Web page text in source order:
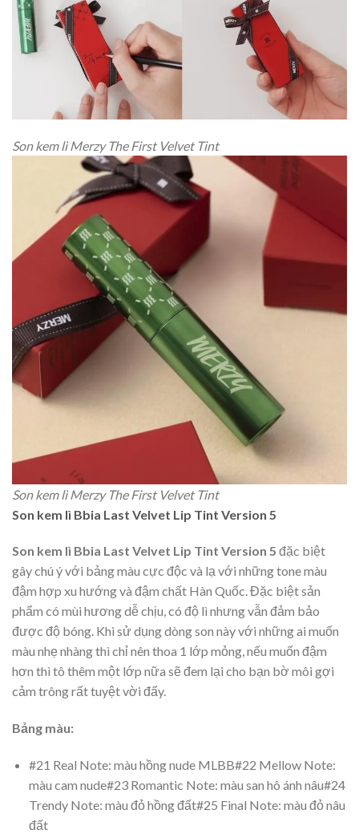
Son kem lì Merzy The First Velvet Tint
Son kem lì Merzy The First Velvet Tint
Son kem lì Bbia Last Velvet Lip Tint Version 5
Son kem lì Bbia Last Velvet Lip Tint Version 5 đặc biệt
gây chú ý với bảng màu cực độc và lạ với những tone màu
đậm hợp xu hướng và đậm chất Hàn Quốc. Đặc biệt sản
phẩm có mùi hương dễ chịu, có độ lì nhưng vẫn đảm bảo
được độ bóng. Khi sử dụng dòng son này với những ai muốn
màu nhẹ nhàng thì chỉ nên thoa 1 lớp mỏng, nếu muốn đậm
hơn thì tô thêm một lớp nữa sẽ đem lại cho bạn bờ môi gợi
cảm trông rất tuyệt vời đấy.
Bảng màu:
#21 Real Note: màu hồng nude MLBB#22 Mellow Note:
màu cam nude#23 Romantic Note: màu san hô ánh nâu#24
Trendy Note: màu đỏ hồng đất#25 Final Note: màu đỏ nâu
đất